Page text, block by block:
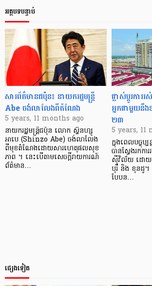
អត្ថបទបន្ទាប់
សារព័ត៌មានជប៉ុន៖ នាយករដ្ឋមន្ត្រី
Abe ចង់​លាលែងពីតំណែង
5 years, 11 months ago
នាយករដ្ឋមន្ត្រី​ជប៉ុន លោក ស្ហ៊ិនហ្សូ
អាបេ (Shinzo Abe) ចង់​លាលែង​
ពីមុខតំណែងដោយសារហេតុផល​សុខ
ភាព ។ នេះ​បើតាម​សេចក្ដី​រាយការណ៍
ព័ត៌មាន…
ផ្លាស់ប្តូរ​ក
អ្នក​ជាមួយ​នឹ
២៣
5 years, 11
ក្នុងពេលបច្ចុប្ប
បានស្វែងរកក
ស៊ីវិល័យ ដោយង
បុរី និង ខុនដូ។ ចំ
បែបន…
ផ្សេងទៀត